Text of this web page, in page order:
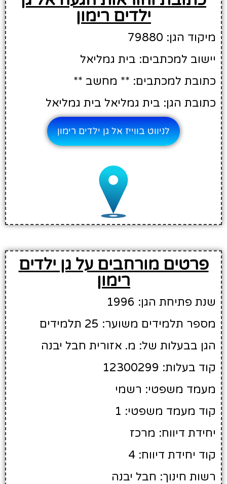
ילדים רימון
מיקוד הגן: 79880
יישוב למכתבים: בית גמליאל
כתובת למכתבים: ** מחשב **
כתובת הגן: בית גמליאל בית גמליאל
לניווט בווייז אל גן ילדים רימון
פרטים מורחבים על גן ילדים
רימון
שנת פתיחת הגן: 1996
מספר תלמידים משוער: 25 תלמידים
הגן בבעלות של: מ. אזורית חבל יבנה
קוד בעלות: 12300299
מעמד משפטי: רשמי
קוד מעמד משפטי: 1
יחידת דיווח: מרכז
קוד יחידת דיווח: 4
רשות חינוך: חבל יבנה